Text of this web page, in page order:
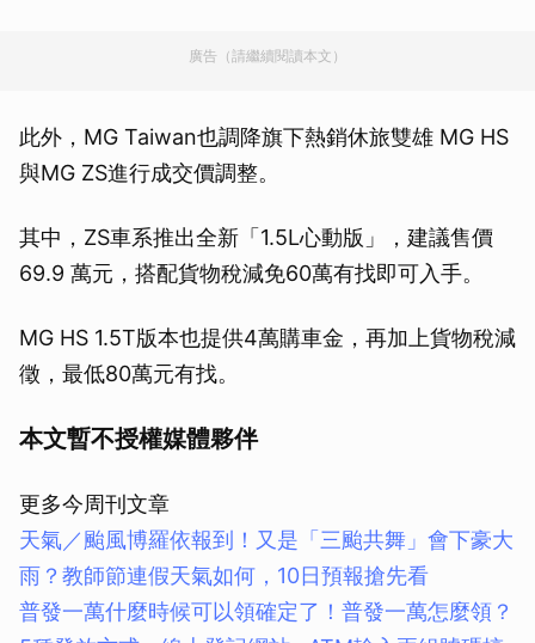
廣告（請繼續閱讀本文）
此外，MG Taiwan也調降旗下熱銷休旅雙雄 MG HS
與MG ZS進行成交價調整。
其中，ZS車系推出全新「1.5L心動版」，建議售價
69.9 萬元，搭配貨物稅減免60萬有找即可入手。
MG HS 1.5T版本也提供4萬購車金，再加上貨物稅減
徵，最低80萬元有找。
本文暫不授權媒體夥伴
更多今周刊文章
天氣／颱風博羅依報到！又是「三颱共舞」會下豪大
雨？教師節連假天氣如何，10日預報搶先看
普發一萬什麼時候可以領確定了！普發一萬怎麼領？